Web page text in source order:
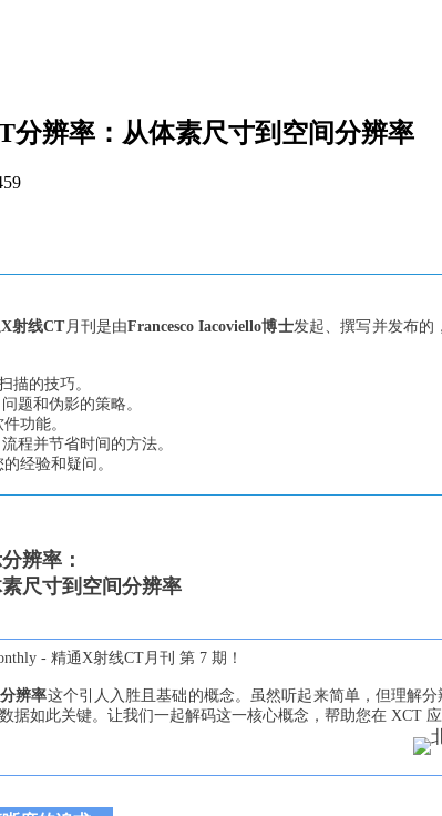
分辨率：从体素尺寸到空间分辨率
射线CT月刊是由Francesco Iacoviello博士发起、撰写并发布的
描的技巧。
题和伪影的策略。
功能。
程并节省时间的方法。
经验和疑问。
辨率：
尺寸到空间分辨率
- 精通X射线CT月刊 第 7 期！
分辨率这个引人入胜且基础的概念。虽然听起来简单，但理解
据如此关键。让我们一起解码这一核心概念，帮助您在 XCT 应